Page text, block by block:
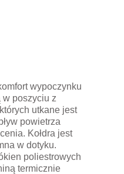
wypoczynku
w poszyciu z
utkane jest
powietrza
Kołdra jest
w dotyku.
poliestrowych
termicznie